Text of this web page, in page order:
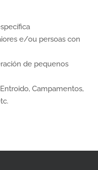
e/ou persoas con
de pequenos
Campamentos,